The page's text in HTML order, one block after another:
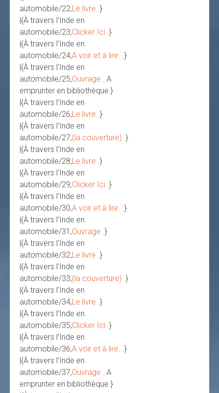
automobile/22,Le livre .}
|{À travers l’Inde en
automobile/23,Clicker Ici .}
|{À travers l’Inde en
automobile/24,A voir et à lire. .}
|{À travers l’Inde en
automobile/25,Ouvrage . A
emprunter en bibliothèque.}
|{À travers l’Inde en
automobile/26,Le livre .}
|{À travers l’Inde en
automobile/27,(la couverture) .}
|{À travers l’Inde en
automobile/28,Le livre .}
|{À travers l’Inde en
automobile/29,Clicker Ici .}
|{À travers l’Inde en
automobile/30,A voir et à lire. .}
|{À travers l’Inde en
automobile/31,Ouvrage .}
|{À travers l’Inde en
automobile/32,Le livre .}
|{À travers l’Inde en
automobile/33,(la couverture) .}
|{À travers l’Inde en
automobile/34,Le livre .}
|{À travers l’Inde en
automobile/35,Clicker Ici .}
|{À travers l’Inde en
automobile/36,A voir et à lire. .}
|{À travers l’Inde en
automobile/37,Ouvrage . A
emprunter en bibliothèque.}